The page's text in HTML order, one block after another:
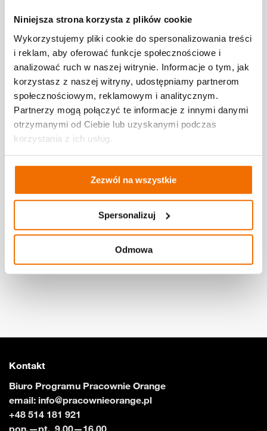
Niniejsza strona korzysta z plików cookie
Wykorzystujemy pliki cookie do spersonalizowania treści
i reklam, aby oferować funkcje społecznościowe i
analizować ruch w naszej witrynie. Informacje o tym, jak
korzystasz z naszej witryny, udostępniamy partnerom
społecznościowym, reklamowym i analitycznym.
Partnerzy mogą połączyć te informacje z innymi danymi
otrzymanymi od Ciebie lub uzyskanymi podczas
korzystania z ich usług.
Zezwól na wszystkie
Spersonalizuj
Odmowa
Godziny otwarcia:
Od poniedziałku do piątku od 08:00 do 16:00
Kontakt z Pracownią
Aneta Wilga
lider
14 651 00 32
O Pracowni
Zespół pracowni
Kontakt
Biuro Programu Pracownie Orange
email: info@pracownieorange.pl
+48 514 181 921
pon.—pt., 9.00—16.00